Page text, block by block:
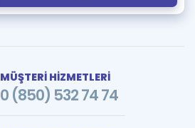
MÜŞTERİ HİZMETLERİ
0 (850) 532 74 74